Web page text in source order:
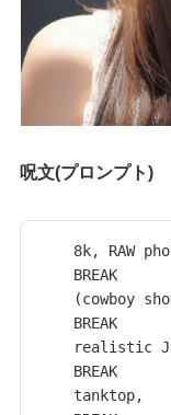
呪文(プロンプト)
8k, RAW
BREAK
(cowboy
BREAK
realistic
BREAK
tanktop,